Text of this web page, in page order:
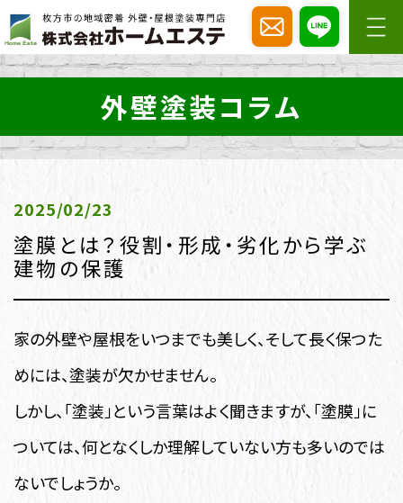
外壁塗装コラム
2025/02/23
塗膜とは？役割・形成・劣化から学ぶ
建物の保護
家の外壁や屋根をいつまでも美しく、そして長く保つた
めには、塗装が欠かせません。
しかし、「塗装」という言葉はよく聞きますが、「塗膜」に
ついては、何となくしか理解していない方も多いのでは
ないでしょうか。